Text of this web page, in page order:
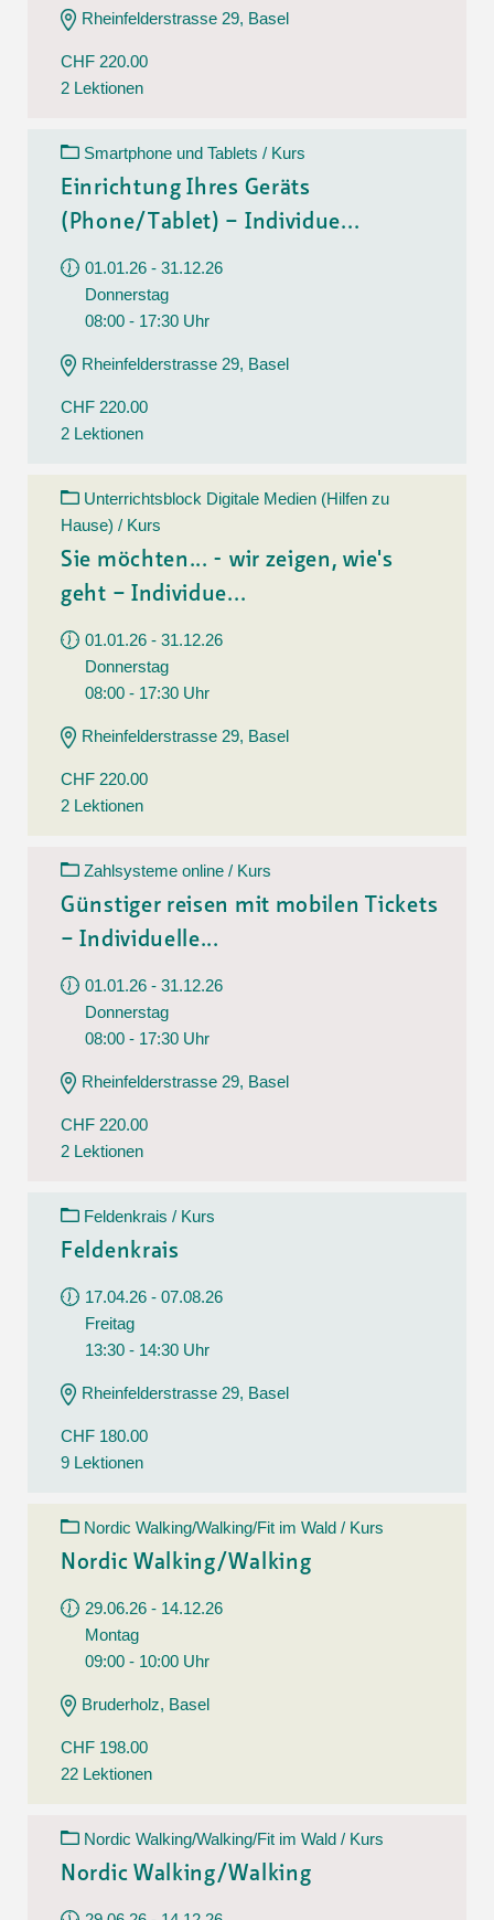
Rheinfelderstrasse 29, Basel
CHF 220.00
2 Lektionen
Smartphone und Tablets / Kurs
Einrichtung Ihres Geräts
(Phone/Tablet) – Individue...
01.01.26 - 31.12.26
Donnerstag
08:00 - 17:30 Uhr
Rheinfelderstrasse 29, Basel
CHF 220.00
2 Lektionen
Unterrichtsblock Digitale Medien (Hilfen zu
Hause) / Kurs
Sie möchten... - wir zeigen, wie's
geht – Individue...
01.01.26 - 31.12.26
Donnerstag
08:00 - 17:30 Uhr
Rheinfelderstrasse 29, Basel
CHF 220.00
2 Lektionen
Zahlsysteme online / Kurs
Günstiger reisen mit mobilen Tickets
– Individuelle...
01.01.26 - 31.12.26
Donnerstag
08:00 - 17:30 Uhr
Rheinfelderstrasse 29, Basel
CHF 220.00
2 Lektionen
Feldenkrais / Kurs
Feldenkrais
17.04.26 - 07.08.26
Freitag
13:30 - 14:30 Uhr
Rheinfelderstrasse 29, Basel
CHF 180.00
9 Lektionen
Nordic Walking/Walking/Fit im Wald / Kurs
Nordic Walking/Walking
29.06.26 - 14.12.26
Montag
09:00 - 10:00 Uhr
Bruderholz, Basel
CHF 198.00
22 Lektionen
Nordic Walking/Walking/Fit im Wald / Kurs
Nordic Walking/Walking